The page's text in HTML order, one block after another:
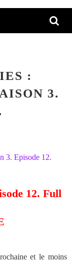
:
3.
12. Full
et le moins